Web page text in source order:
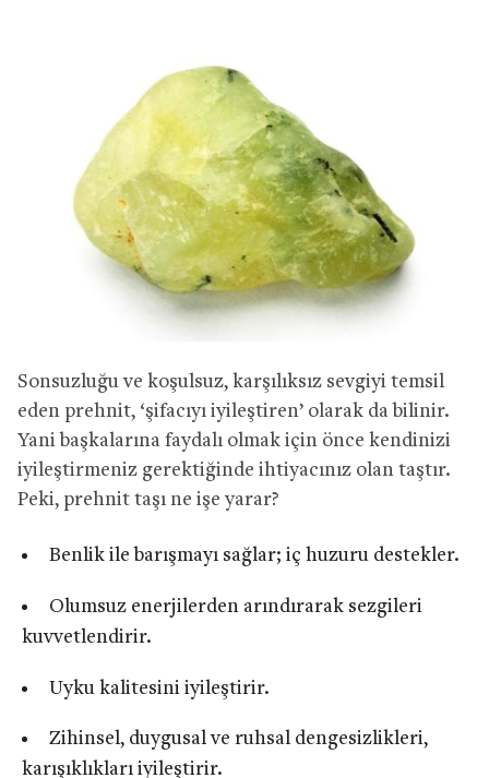
Sonsuzluğu ve koşulsuz, karşılıksız sevgiyi temsil
eden prehnit, ‘şifacıyı iyileştiren’ olarak da bilinir.
Yani başkalarına faydalı olmak için önce kendinizi
iyileştirmeniz gerektiğinde ihtiyacınız olan taştır.
Peki, prehnit taşı ne işe yarar?
Benlik ile barışmayı sağlar; iç huzuru destekler.
Olumsuz enerjilerden arındırarak sezgileri
kuvvetlendirir.
Uyku kalitesini iyileştirir.
Zihinsel, duygusal ve ruhsal dengesizlikleri,
karışıklıkları iyileştirir.